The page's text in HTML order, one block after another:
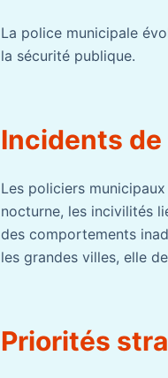
La police municipale
la sécurité publique.
Incidents
Les policiers
nocturne, les incivilités
des comportements
les grandes villes, elle
Priorités